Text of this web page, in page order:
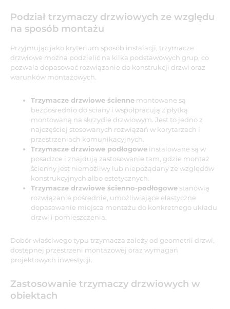
Podział trzymaczy drzwiowych ze względu
na sposób montażu
Przyjmując jako kryterium sposób instalacji, trzymacze
drzwiowe można podzielić na kilka podstawowych grup, co
pozwala dopasować rozwiązanie do konstrukcji drzwi oraz
warunków montażowych.
Trzymacze drzwiowe ścienne montowane są
bezpośrednio do ściany i współpracują z płytką
montowaną na skrzydle drzwiowym. Jest to jedno z
najczęściej stosowanych rozwiązań w korytarzach i
przestrzeniach komunikacyjnych.
Trzymacze drzwiowe podłogowe instalowane są w
posadzce i znajdują zastosowanie tam, gdzie montaż
ścienny jest niemożliwy lub niepożądany ze względów
konstrukcyjnych albo estetycznych.
Trzymacze drzwiowe ścienno-podłogowe stanowią
rozwiązanie pośrednie, umożliwiające elastyczne
dopasowanie miejsca montażu do konkretnego układu
drzwi i pomieszczenia.
Dobór właściwego typu trzymacza zależy od geometrii drzwi,
dostępnej przestrzeni montażowej oraz wymagań
projektowych inwestycji.
Zastosowanie trzymaczy drzwiowych w
obiektach